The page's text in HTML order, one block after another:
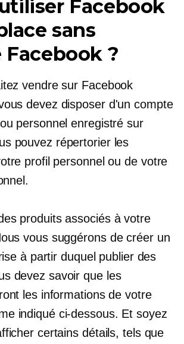
Facebook
sans
?
vendre sur Facebook
devez disposer d'un compte
personnel enregistré sur
pouvez répertorier les
profil personnel ou de votre
produits associés à votre
vous suggérons de créer un
à partir duquel publier des
devez savoir que les
les informations de votre
indiqué ci-dessous. Et soyez
certains détails, tels que